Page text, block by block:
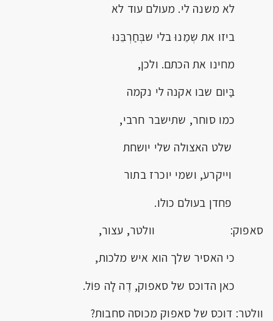
לא משנה לי. מעולם עוד לא
ביזו את שְמֵנוּ בלי שבְּחַרְבֵּנוּ
מחינו את הכתם. ולכן,
בַּיום שבו אקנה לי נקמה
כמו סוחר, שתישבר חרבי,
שלט האצולה שלי יושחת
וייקרע, ושמי יוכרז בתור
פחדן בעולם כולו.
סאפוק: וולטר, עצור,
כי האסיר שלך הוא איש מלכות,
כאן הדוכס של סאפוק, דֶה לָה פּוֹל.
וולטר: דוכס של סאפוק מכוסה סחבות?